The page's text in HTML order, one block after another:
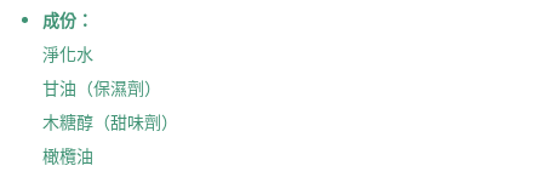
成份：
淨化水
甘油（保濕劑）
木糖醇（甜味劑）
橄欖油